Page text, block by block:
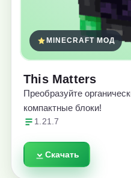
MINECRAFT МОД
This Matters
Преобразуйте
компактные блоки!
1.21.7
Скачать